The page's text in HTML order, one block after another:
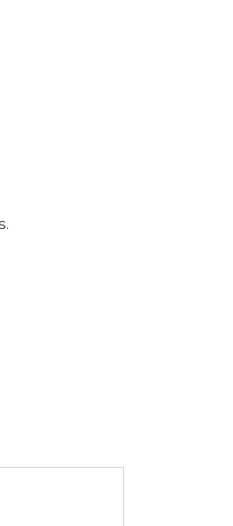
pronósticos. cantidad